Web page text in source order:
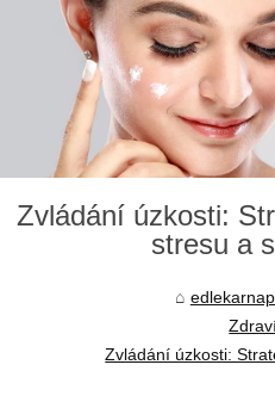
Zvládání úzkosti:
stresu a
Zvládání úzkosti: